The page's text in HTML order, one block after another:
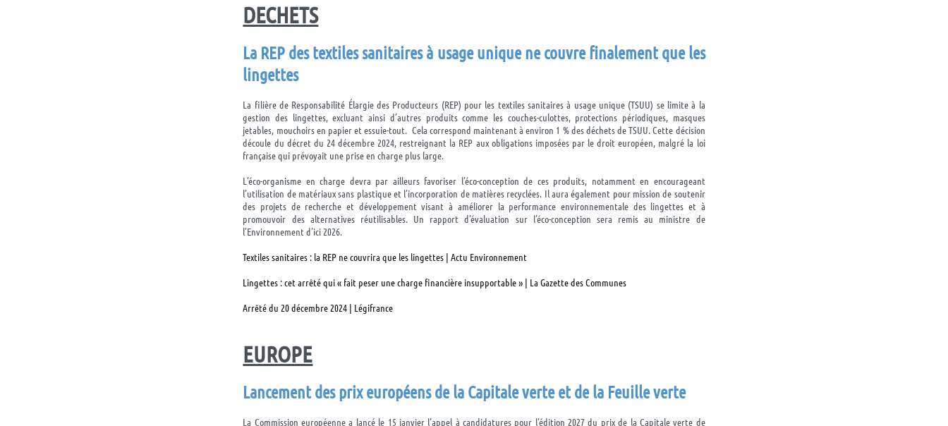
DECHETS
La REP des textiles sanitaires à usage unique ne couvre finalement que les
lingettes
La filière de Responsabilité Élargie des Producteurs (REP) pour les textiles sanitaires à usage unique (TSUU) se limite à la
gestion des lingettes, excluant ainsi d’autres produits comme les couches-culottes, protections périodiques, masques
jetables, mouchoirs en papier et essuie-tout. Cela correspond maintenant à environ 1 % des déchets de TSUU. Cette décision
découle du décret du 24 décembre 2024, restreignant la REP aux obligations imposées par le droit européen, malgré la loi
française qui prévoyait une prise en charge plus large.
L’éco-organisme en charge devra par ailleurs favoriser l’éco-conception de ces produits, notamment en encourageant
l’utilisation de matériaux sans plastique et l’incorporation de matières recyclées. Il aura également pour mission de soutenir
des projets de recherche et développement visant à améliorer la performance environnementale des lingettes et à
promouvoir des alternatives réutilisables. Un rapport d’évaluation sur l’éco-conception sera remis au ministre de
l’Environnement d’ici 2026.
Textiles sanitaires : la REP ne couvrira que les lingettes | Actu Environnement
Lingettes : cet arrêté qui « fait peser une charge financière insupportable » | La Gazette des Communes
Arrêté du 20 décembre 2024 | Légifrance
EUROPE
Lancement desprix européensde la Capitale verteet de la Feuille verte
La Commission européenne a lancé le 15 janvier l’appel à candidatures pour l’édition 2027 du prix de la Capitale verte de